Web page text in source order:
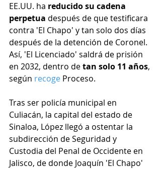
EE.UU. ha reducido su cadena
perpetua después de que testificara
contra 'El Chapo' y tan solo dos días
después de la detención de Coronel.
Así, 'El Licenciado' saldrá de prisión
en 2032, dentro de tan solo 11 años,
según recoge Proceso.
Tras ser policía municipal en
Culiacán, la capital del estado de
Sinaloa, López llegó a ostentar la
subdirección de Seguridad y
Custodia del Penal de Occidente en
Jalisco, de donde Joaquín 'El Chapo'